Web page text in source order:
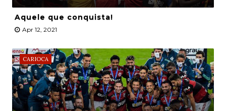
Aquele que conquista!
Apr 12, 2021
CARIOCA